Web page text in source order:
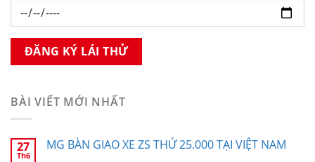
BÀI VIẾT MỚI NHẤT
27
Th6
MG BÀN GIAO XE ZS THỨ 25.000 TẠI VIỆT NAM